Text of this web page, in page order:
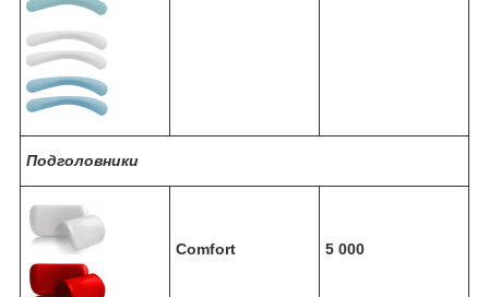
Подголовники
Comfort 5 000